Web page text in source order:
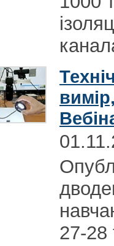
27-28